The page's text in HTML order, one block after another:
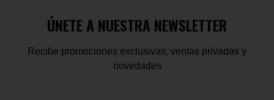
ÚNETE A NUESTRA NEWSLETTER
Recibe promociones exclusivas, ventas privadas y
novedades